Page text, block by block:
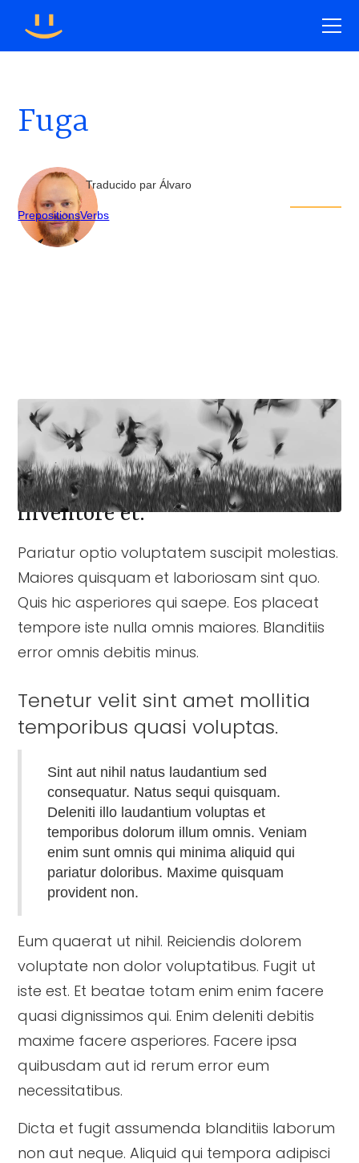
Fuga
Traducido par Álvaro
PrepositionsVerbs
Ducimus sint ut ea ea
perferendis accusantium
inventore et.
Pariatur optio voluptatem suscipit molestias.
Maiores quisquam et laboriosam sint quo.
Quis hic asperiores qui saepe. Eos placeat
tempore iste nulla omnis maiores. Blanditiis
error omnis debitis minus.
Tenetur velit sint amet mollitia
temporibus quasi voluptas.
Sint aut nihil natus laudantium sed
consequatur. Natus sequi quisquam.
Deleniti illo laudantium voluptas et
temporibus dolorum illum omnis. Veniam
enim sunt omnis qui minima aliquid qui
pariatur doloribus. Maxime quisquam
provident non.
Eum quaerat ut nihil. Reiciendis dolorem
voluptate non dolor voluptatibus. Fugit ut
iste est. Et beatae totam enim enim facere
quasi dignissimos qui. Enim deleniti debitis
maxime facere asperiores. Facere ipsa
quibusdam aut id rerum error eum
necessitatibus.
Dicta et fugit assumenda blanditiis laborum
non aut neque. Aliquid qui tempora adipisci